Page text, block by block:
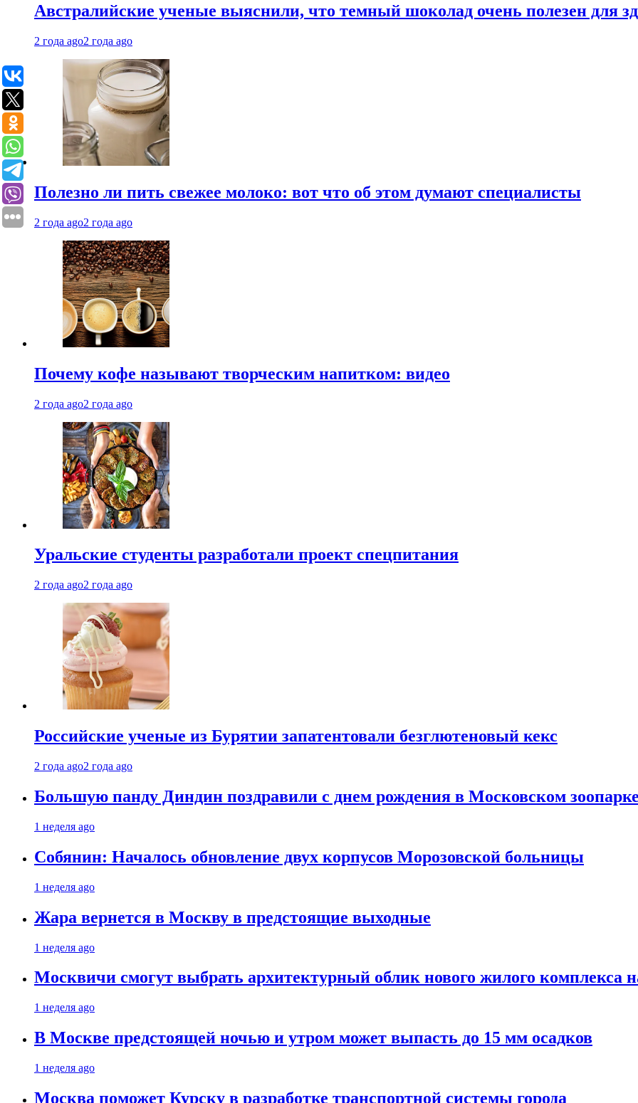
Австралийские ученые выяснили, что темный шоколад очень полезен для
2 года ago2 года ago
Полезно ли пить свежее молоко: вот что об этом думают специалисты
2 года ago2 года ago
Почему кофе называют творческим напитком: видео
2 года ago2 года ago
Уральские студенты разработали проект спецпитания
2 года ago2 года ago
Российские ученые из Бурятии запатентовали безглютеновый кекс
2 года ago2 года ago
Большую панду Диндин поздравили с днем рождения в Московском зоопарке
1 неделя ago
Собянин: Началось обновление двух корпусов Морозовской больницы
1 неделя ago
Жара вернется в Москву в предстоящие выходные
1 неделя ago
Москвичи смогут выбрать архитектурный облик нового жилого комплекса
1 неделя ago
В Москве предстоящей ночью и утром может выпасть до 15 мм осадков
1 неделя ago
Москва поможет Курску в разработке транспортной системы города